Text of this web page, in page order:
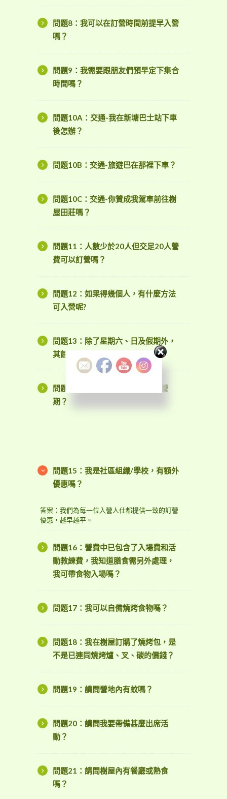
問題8：我可以在訂營時間前提早入營
嗎？
問題9：我需要跟朋友們預早定下集合
時間嗎？
問題10A：交通-我在新塘巴士站下車
後怎辦？
問題10B：交通-旅遊巴在那裡下車？
問題10C：交通-你贊成我駕車前往樹
屋田莊嗎？
問題11：人數少於20人但交足20人營
費可以訂營嗎？
問題12：如果得幾個人，有什麼方法
可入營呢?
問題13：除了星期六、日及假期外，
其餘的星期一至五可以訂營嗎？
問題14：我最早可以預訂幾時的營
期？
問題15：我是社區組織/學校，有額外
優惠嗎？
答案：我們為每一位入營人仕都提供一致的訂營
優惠，越早越平。
問題16：營費中已包含了入場費和活
動教練費，我知道膳食需另外處理，
我可帶食物入場嗎？
問題17：我可以自備燒烤食物嗎？
問題18：我在樹屋訂購了燒烤包，是
不是已連同燒烤爐、叉、碳的價錢？
問題19：請問營地內有蚊嗎？
問題20：請問我要帶備甚麼出席活
動？
問題21：請問樹屋內有餐廳或熟食
嗎？